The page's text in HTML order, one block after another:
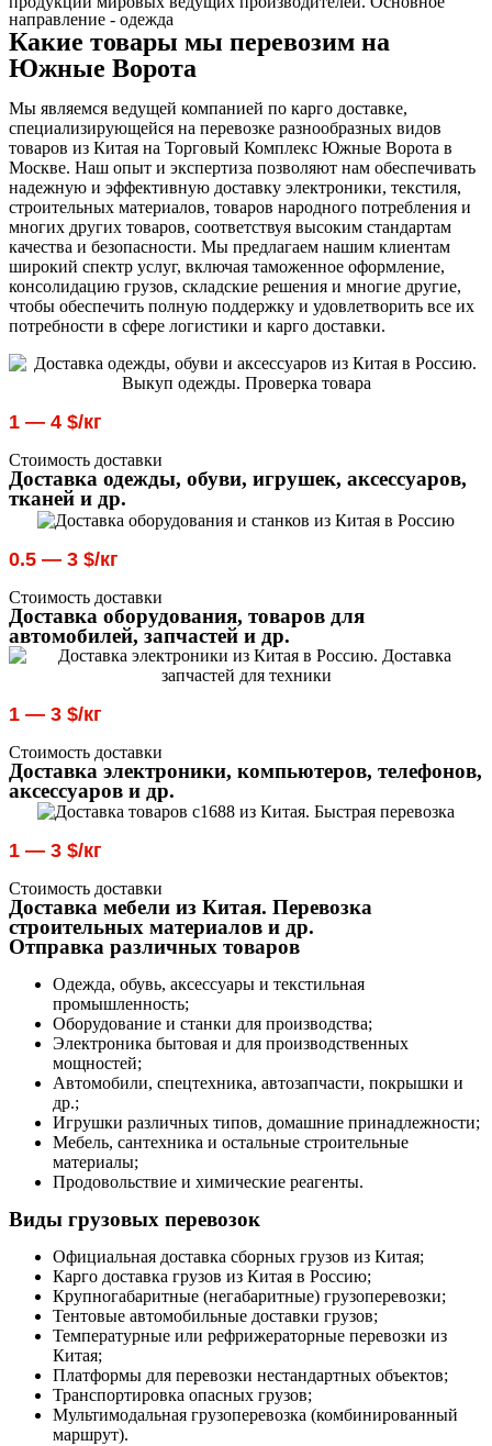
направление - одежда
Какие товары мы перевозим на
Южные Ворота
Мы являемся ведущей компанией по карго доставке,
специализирующейся на перевозке разнообразных видов
товаров из Китая на Торговый Комплекс Южные Ворота в
Москве. Наш опыт и экспертиза позволяют нам обеспечивать
надежную и эффективную доставку электроники, текстиля,
строительных материалов, товаров народного потребления и
многих других товаров, соответствуя высоким стандартам
качества и безопасности. Мы предлагаем нашим клиентам
широкий спектр услуг, включая таможенное оформление,
консолидацию грузов, складские решения и многие другие,
чтобы обеспечить полную поддержку и удовлетворить все их
потребности в сфере логистики и карго доставки.
1 — 4 $/кг
Стоимость доставки
Доставка одежды, обуви, игрушек, аксессуаров,
тканей и др.
0.5 — 3 $/кг
Стоимость доставки
Доставка оборудования, товаров для
автомобилей, запчастей и др.
1 — 3 $/кг
Стоимость доставки
Доставка электроники, компьютеров, телефонов,
аксессуаров и др.
1 — 3 $/кг
Стоимость доставки
Доставка мебели из Китая. Перевозка
строительных материалов и др.
Отправка различных товаров
Одежда, обувь, аксессуары и текстильная
промышленность;
Оборудование и станки для производства;
Электроника бытовая и для производственных
мощностей;
Автомобили, спецтехника, автозапчасти, покрышки и
др.;
Игрушки различных типов, домашние принадлежности;
Мебель, сантехника и остальные строительные
материалы;
Продовольствие и химические реагенты.
Виды грузовых перевозок
Официальная доставка сборных грузов из Китая;
Карго доставка грузов из Китая в Россию;
Крупногабаритные (негабаритные) грузоперевозки;
Тентовые автомобильные доставки грузов;
Температурные или рефрижераторные перевозки из
Китая;
Платформы для перевозки нестандартных объектов;
Транспортировка опасных грузов;
Мультимодальная грузоперевозка (комбинированный
маршрут).